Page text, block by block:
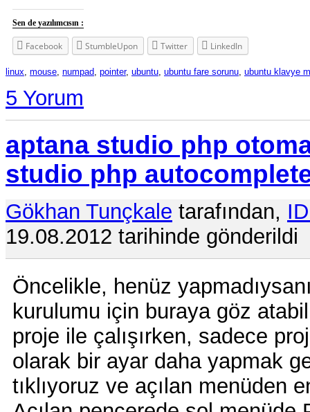
Sen de yazılımcısın :
Facebook StumbleUpon Twitter LinkedIn
linux, mouse, numpad, pointer, ubuntu, ubuntu fare sorunu, ubuntu klavye
5 Yorum
aptana studio php
studio php
Gökhan Tunçkale tarafından,
19.08.2012 tarihinde gönderildi
Öncelikle, henüz
kurulumu için buraya göz
proje ile çalışırken, sadece
olarak bir ayar daha yapmak
tıklıyoruz ve açılan menüden